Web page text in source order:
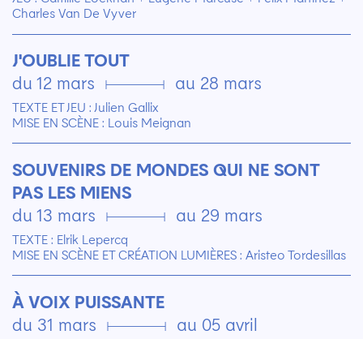
Charles Van De Vyver
J'OUBLIE TOUT
du 12 mars ▄ au 28 mars
TEXTE ET JEU : Julien Gallix
MISE EN SCÈNE : Louis Meignan
SOUVENIRS DE MONDES QUI NE SONT
PAS LES MIENS
du 13 mars ▄ au 29 mars
TEXTE : Elrik Lepercq
MISE EN SCÈNE ET CRÉATION LUMIÈRES : Aristeo Tordesillas
À VOIX PUISSANTE
du 31 mars ▄ au 05 avril